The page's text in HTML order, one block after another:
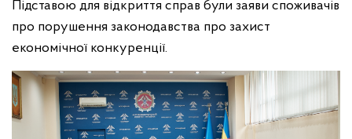
Підставою для відкриття справ були заяви споживачів
про порушення законодавства про захист
економічної конкуренції.